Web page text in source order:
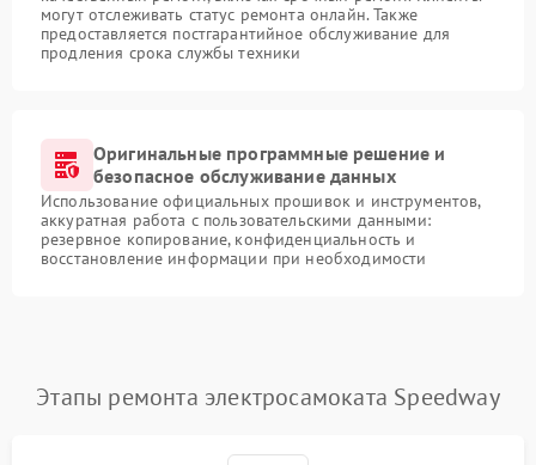
могут отслеживать статус ремонта онлайн. Также
предоставляется постгарантийное обслуживание для
продления срока службы техники
Оригинальные программные решение и
безопасное обслуживание данных
Использование официальных прошивок и инструментов,
аккуратная работа с пользовательскими данными:
резервное копирование, конфиденциальность и
восстановление информации при необходимости
Этапы ремонта электросамоката Speedway